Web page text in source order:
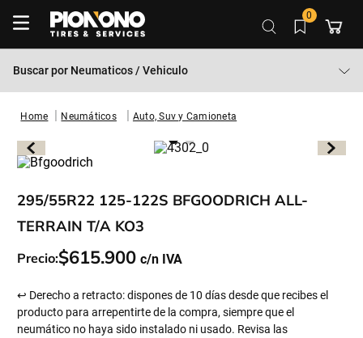
0
Buscar por Neumaticos / Vehiculo
Neumáticos Auto, Suv y Camioneta
295/55R22 125-122S BFGOODRICH ALL-
TERRAIN T/A KO3
Precio:$615.900
↩ Derecho a retracto: dispones de 10 días desde que recibes el
producto para arrepentirte de la compra, siempre que el
neumático no haya sido instalado ni usado. Revisa las